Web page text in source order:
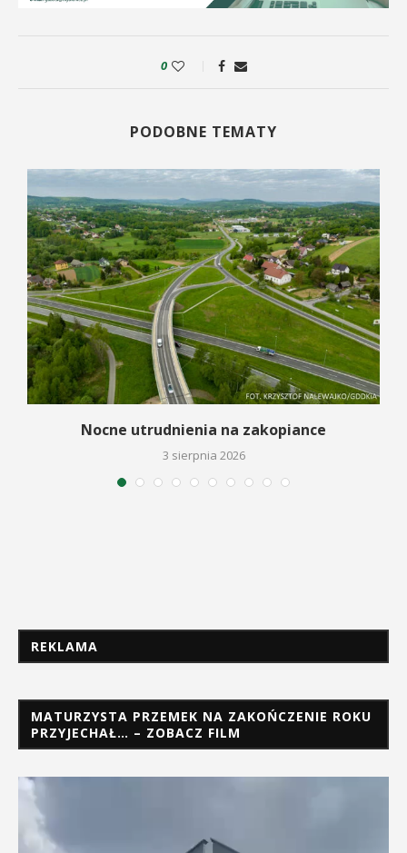
0
PODOBNE TEMATY
Nocne utrudnienia na zakopiance
3 sierpnia 2026
REKLAMA
MATURZYSTA PRZEMEK NA ZAKOŃCZENIE ROKU
PRZYJECHAŁ… – ZOBACZ FILM
Odtwarzacz